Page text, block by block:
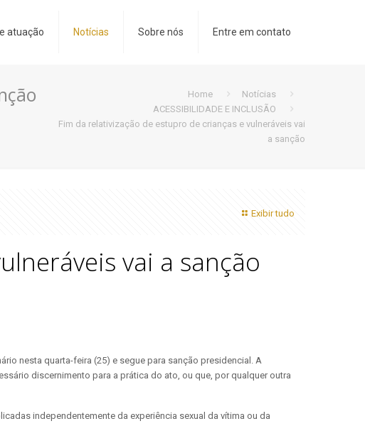
atuação Notícias Sobre nós Entre em contato
Home
Notícias
ACESSIBILIDADE E INCLUSÃO
Fim da relativização de estupro de crianças e vulneráveis vai
a sanção
Exibir tudo
vai a sanção
nesta quarta-feira (25) e segue para sanção presidencial. A
discernimento para a prática do ato, ou que, por qualquer outra
independentemente da experiência sexual da vítima ou da